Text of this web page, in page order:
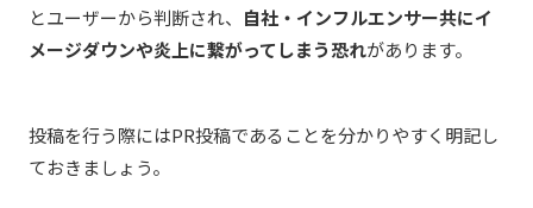
とユーザーから判断され、 自社・インフルエンサー共にイ
メージダウンや炎上に繋がってしまう恐れがあります。
投稿を行う際にはPR投稿であることを分かりやすく明記し
ておきましょう。